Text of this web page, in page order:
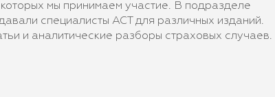
мы принимаем участие. В подразделе
специалисты АСТ для различных изданий.
и аналитические разборы страховых случаев.